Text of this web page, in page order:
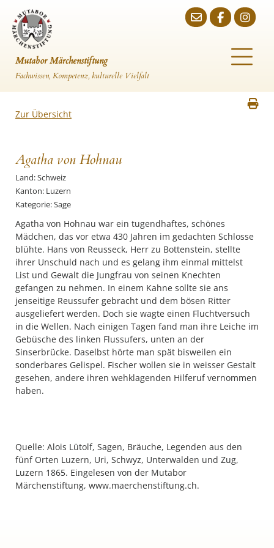
Mutabor Märchenstiftung
Fachwissen, Kompetenz, kulturelle Vielfalt
Zur Übersicht
Agatha von Hohnau
Land: Schweiz
Kanton: Luzern
Kategorie: Sage
Agatha von Hohnau war ein tugendhaftes, schönes
Mädchen, das vor etwa 430 Jahren im gedachten Schlosse
blühte. Hans von Reusseck, Herr zu Bottenstein, stellte
ihrer Unschuld nach und es gelang ihm einmal mittelst
List und Gewalt die Jungfrau von seinen Knechten
gefangen zu nehmen. In einem Kahne sollte sie ans
jenseitige Reussufer gebracht und dem bösen Ritter
ausgeliefert werden. Doch sie wagte einen Fluchtversuch
in die Wellen. Nach einigen Tagen fand man ihre Leiche im
Gebüsche des linken Flussufers, unten an der
Sinserbrücke. Daselbst hörte man spät bisweilen ein
sonderbares Gelispel. Fischer wollen sie in weisser Gestalt
gesehen, andere ihren wehklagenden Hilferuf vernommen
haben.
Quelle: Alois Lütolf, Sagen, Bräuche, Legenden aus den
fünf Orten Luzern, Uri, Schwyz, Unterwalden und Zug,
Luzern 1865. Eingelesen von der Mutabor
Märchenstiftung, www.maerchenstiftung.ch.